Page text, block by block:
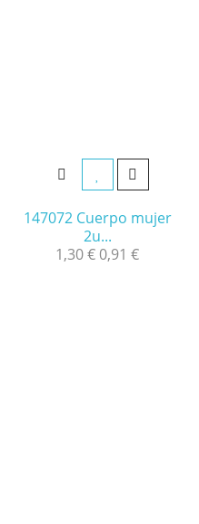
147072 Cuerpo mujer
2u...
1,30 € 0,91 €